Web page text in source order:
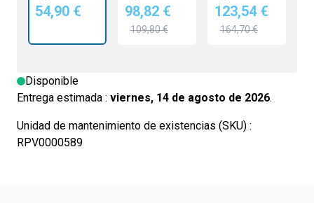
54,90 € 98,82 €
109,80 €
123,54 €
164,70 €
Disponible
Entrega estimada : viernes, 14 de agosto de 2026.
Unidad de mantenimiento de existencias (SKU) :
RPV0000589